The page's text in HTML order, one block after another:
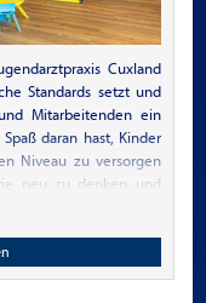
Cuxland
Standards setzt und
Mitarbeitenden ein
daran hast, Kinder
Niveau zu versorgen
neu zu denken und
für Dich!
setzen wir
und bieten Dir ein